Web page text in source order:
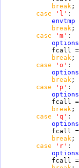
break
case 'l'
envtmp
break
case 'm'
options
fcall
break
case 'o'
options
break
case 'p'
options
fcall
break
case 'q'
options
fcall
break
case 'r'
options
fcall